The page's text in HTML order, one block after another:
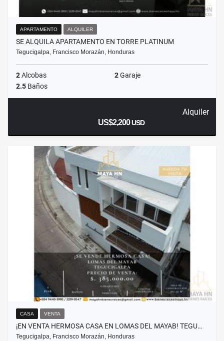
APARTAMENTO ALQUILER
SE ALQUILA APARTAMENTO EN TORRE PLATINUM
Tegucigalpa, Francisco Morazán, Honduras
2Alcobas 2Garaje
2.5 Baños
Alquiler
US$2,200USD
CASA VENTA
¡EN VENTA HERMOSA CASA EN LOMAS DEL MAYAB! TEGU…
Tegucigalpa, Francisco Morazán, Honduras